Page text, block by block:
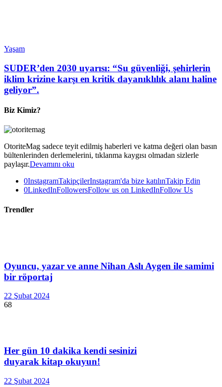
Yaşam
SUDER’den 2030 uyarısı: “Su güvenliği, şehirlerin
iklim krizine karşı en kritik dayanıklılık alanı haline
geliyor”.
Biz Kimiz?
OtoriteMag sadece teyit edilmiş haberleri ve katma değeri olan basın
bültenlerinden derlemelerini, tıklanma kaygısı olmadan sizlerle
paylaşır.Devamını oku
0InstagramTakipçilerInstagram'da bize katılınTakip Edin
0LinkedInFollowersFollow us on LinkedInFollow Us
Trendler
Oyuncu, yazar ve anne Nihan Aslı Aygen ile samimi
bir röportaj
22 Şubat 2024
68
Her gün 10 dakika kendi sesinizi
duyarak kitap okuyun!
22 Şubat 2024